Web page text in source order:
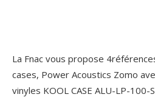
La Fnac vous propose
cases, Power Acoustics Zomo
vinyles KOOL CASE ALU-LP-